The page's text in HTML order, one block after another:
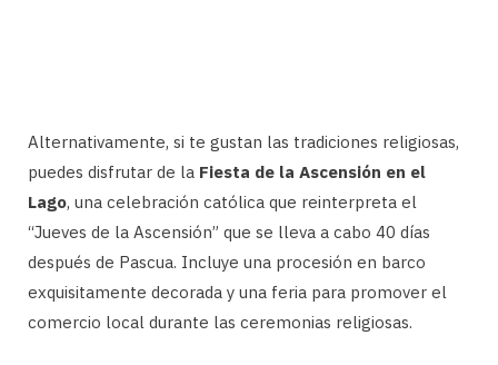
Alternativamente, si te gustan las tradiciones religiosas,
puedes disfrutar de la Fiesta de la Ascensión en el
Lago, una celebración católica que reinterpreta el
“Jueves de la Ascensión” que se lleva a cabo 40 días
después de Pascua. Incluye una procesión en barco
exquisitamente decorada y una feria para promover el
comercio local durante las ceremonias religiosas.